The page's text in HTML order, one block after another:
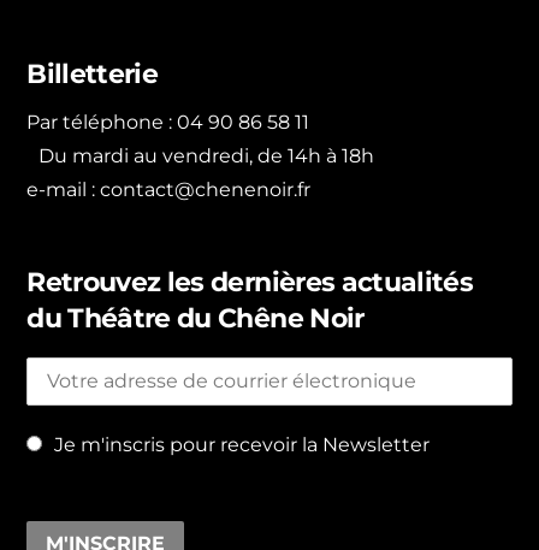
Billetterie
Par téléphone : 04 90 86 58 11
Du mardi au vendredi, de 14h à 18h
e-mail :contact@chenenoir.fr
Retrouvez les dernières actualités
du Théâtre du Chêne Noir
Je m'inscris pour recevoir la Newsletter